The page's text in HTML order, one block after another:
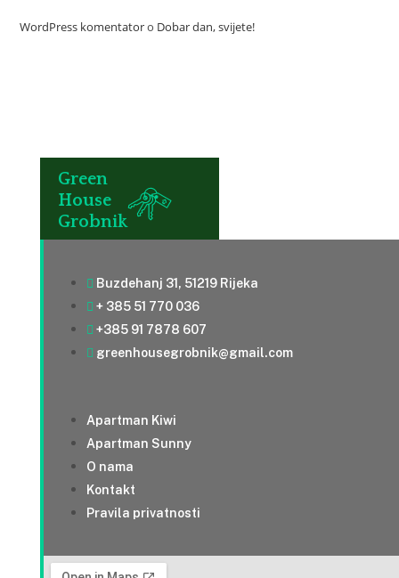
WordPress komentatoro Dobar dan, svijete!
Green
House
Grobnik
Buzdehanj 31, 51219 Rijeka
+ 385 51 770 036
+385 91 7878 607
greenhousegrobnik@gmail.com
Apartman Kiwi
Apartman Sunny
O nama
Kontakt
Pravila privatnosti